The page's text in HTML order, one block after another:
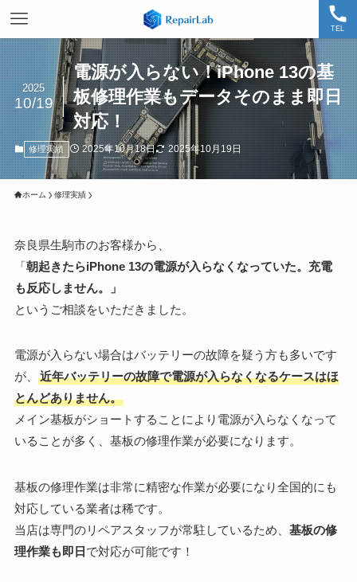
TEL
電源が入らない！iPhone 13の基
板修理作業もデータそのまま即日
対応！
2025
10/19
修理実績 2025年10月18日 2025年10月19日
ホーム 修理実績
奈良県生駒市のお客様から、
「朝起きたらiPhone 13の電源が入らなくなっていた。充電
も反応しません。」
というご相談をいただきました。
電源が入らない場合はバッテリーの故障を疑う方も多いです
が、
近年バッテリーの故障で電源が入らなくなるケースはほ
とんどありません。
メイン基板がショートすることにより電源が入らなくなって
いることが多く、基板の修理作業が必要になります。
基板の修理作業は非常に精密な作業が必要になり全国的にも
対応している業者は稀です。
当店は専門のリペアスタッフが常駐しているため、 基板の修
理作業も即日 で対応が可能です！